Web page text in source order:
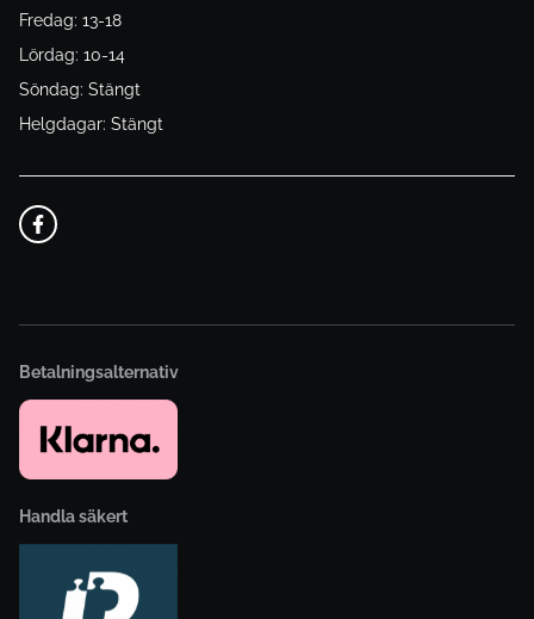
Fredag: 13-18
Lördag: 10-14
Söndag: Stängt
Helgdagar: Stängt
Betalningsalternativ
Handla säkert